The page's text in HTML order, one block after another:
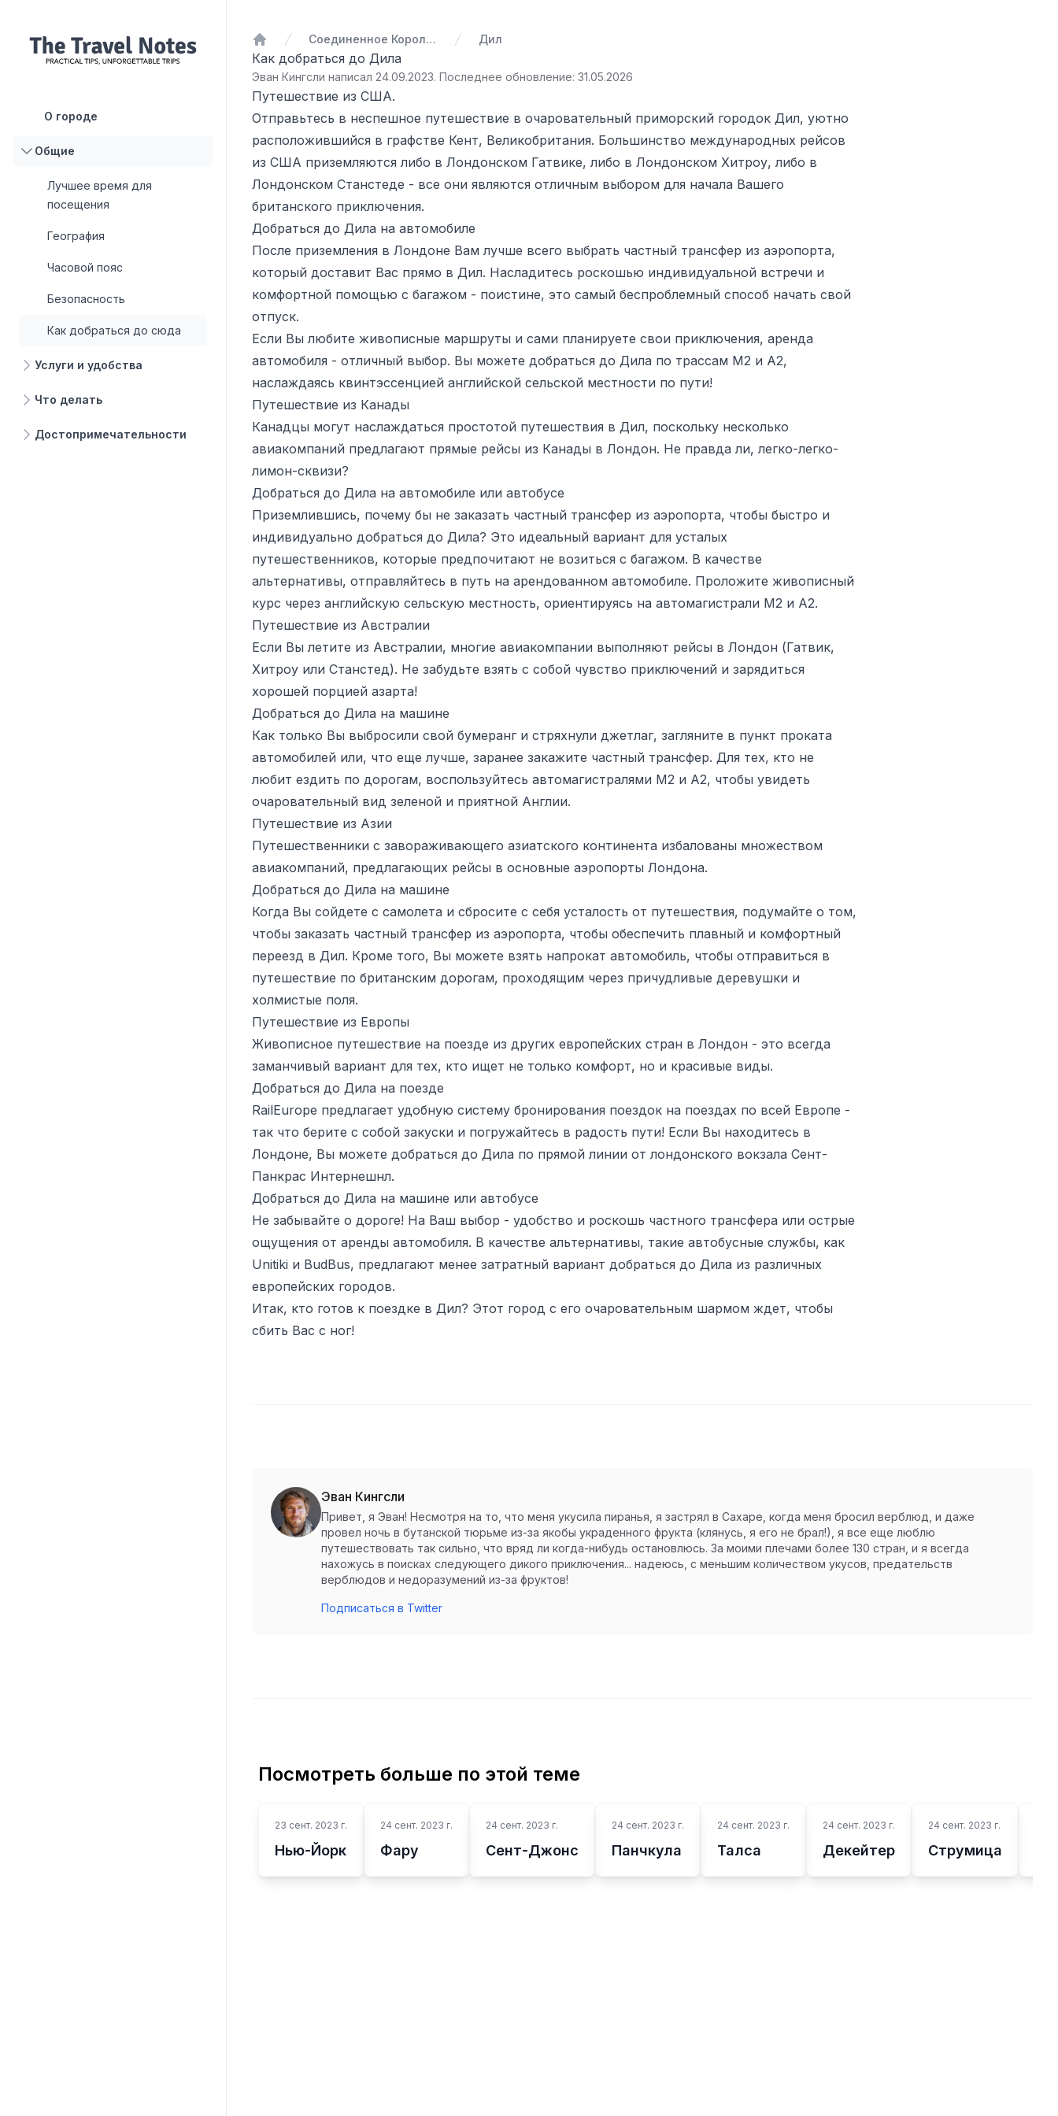
О городе
Общие
Лучшее время для
посещения
География
Часовой пояс
Безопасность
Как добраться до сюда
Услуги и удобства
Что делать
Достопримечательности
Домой
Соединенное Королевство Великобритании и Северной Ирландии Дил
Как добраться до Дила
Эван Кингсли написал 24.09.2023. Последнее обновление: 31.05.2026
Путешествие из США.
Отправьтесь в неспешное путешествие в очаровательный приморский городок Дил, уютно
расположившийся в графстве Кент, Великобритания. Большинство международных рейсов
из США приземляются либо в Лондонском Гатвике, либо в Лондонском Хитроу, либо в
Лондонском Станстеде - все они являются отличным выбором для начала Вашего
британского приключения.
Добраться до Дила на автомобиле
После приземления в Лондоне Вам лучше всего выбрать частный трансфер из аэропорта,
который доставит Вас прямо в Дил. Насладитесь роскошью индивидуальной встречи и
комфортной помощью с багажом - поистине, это самый беспроблемный способ начать свой
отпуск.
Если Вы любите живописные маршруты и сами планируете свои приключения, аренда
автомобиля - отличный выбор. Вы можете добраться до Дила по трассам М2 и А2,
наслаждаясь квинтэссенцией английской сельской местности по пути!
Путешествие из Канады
Канадцы могут наслаждаться простотой путешествия в Дил, поскольку несколько
авиакомпаний предлагают прямые рейсы из Канады в Лондон. Не правда ли, легко-легко-
лимон-сквизи?
Добраться до Дила на автомобиле или автобусе
Приземлившись, почему бы не заказать частный трансфер из аэропорта, чтобы быстро и
индивидуально добраться до Дила? Это идеальный вариант для усталых
путешественников, которые предпочитают не возиться с багажом. В качестве
альтернативы, отправляйтесь в путь на арендованном автомобиле. Проложите живописный
курс через английскую сельскую местность, ориентируясь на автомагистрали М2 и А2.
Путешествие из Австралии
Если Вы летите из Австралии, многие авиакомпании выполняют рейсы в Лондон (Гатвик,
Хитроу или Станстед). Не забудьте взять с собой чувство приключений и зарядиться
хорошей порцией азарта!
Добраться до Дила на машине
Как только Вы выбросили свой бумеранг и стряхнули джетлаг, загляните в пункт проката
автомобилей или, что еще лучше, заранее закажите частный трансфер. Для тех, кто не
любит ездить по дорогам, воспользуйтесь автомагистралями М2 и А2, чтобы увидеть
очаровательный вид зеленой и приятной Англии.
Путешествие из Азии
Путешественники с завораживающего азиатского континента избалованы множеством
авиакомпаний, предлагающих рейсы в основные аэропорты Лондона.
Добраться до Дила на машине
Когда Вы сойдете с самолета и сбросите с себя усталость от путешествия, подумайте о том,
чтобы заказать частный трансфер из аэропорта, чтобы обеспечить плавный и комфортный
переезд в Дил. Кроме того, Вы можете взять напрокат автомобиль, чтобы отправиться в
путешествие по британским дорогам, проходящим через причудливые деревушки и
холмистые поля.
Путешествие из Европы
Живописное путешествие на поезде из других европейских стран в Лондон - это всегда
заманчивый вариант для тех, кто ищет не только комфорт, но и красивые виды.
Добраться до Дила на поезде
RailEurope предлагает удобную систему бронирования поездок на поездах по всей Европе -
так что берите с собой закуски и погружайтесь в радость пути! Если Вы находитесь в
Лондоне, Вы можете добраться до Дила по прямой линии от лондонского вокзала Сент-
Панкрас Интернешнл.
Добраться до Дила на машине или автобусе
Не забывайте о дороге! На Ваш выбор - удобство и роскошь частного трансфера или острые
ощущения от аренды автомобиля. В качестве альтернативы, такие автобусные службы, как
Unitiki и BudBus, предлагают менее затратный вариант добраться до Дила из различных
европейских городов.
Итак, кто готов к поездке в Дил? Этот город с его очаровательным шармом ждет, чтобы
сбить Вас с ног!
Эван Кингсли
Привет, я Эван! Несмотря на то, что меня укусила пиранья, я застрял в Сахаре, когда меня бросил верблюд, и даже
провел ночь в бутанской тюрьме из-за якобы украденного фрукта (клянусь, я его не брал!), я все еще люблю
путешествовать так сильно, что вряд ли когда-нибудь остановлюсь. За моими плечами более 130 стран, и я всегда
нахожусь в поисках следующего дикого приключения... надеюсь, с меньшим количеством укусов, предательств
верблюдов и недоразумений из-за фруктов!
Подписаться в Twitter
Посмотреть больше по этой теме
23 сент. 2023 г.
Нью-Йорк
24 сент. 2023 г.
Фару
24 сент. 2023 г.
Сент-Джонс
24 сент. 2023 г.
Панчкула
24 сент. 2023 г.
Талса
24 сент. 2023 г.
Декейтер
24 сент. 2023 г.
Струмица